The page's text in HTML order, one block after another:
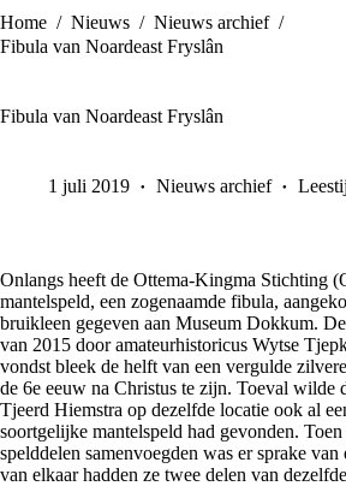
Home / Nieuws / Nieuws archief /
Fibula van Noardeast Fryslân
Fibula van Noardeast Fryslân
1 juli 2019 Nieuws archief
Onlangs heeft de Ottema-Kingma Stichting
mantelspeld, een zogenaamde fibula,
bruikleen gegeven aan Museum Dokkum.
van 2015 door amateurhistoricus Wytse
vondst bleek de helft van een vergulde
de 6e eeuw na Christus te zijn. Toeval wilde
Tjeerd Hiemstra op dezelfde locatie ook al
soortgelijke mantelspeld had gevonden.
spelddelen samenvoegden was er sprake
van elkaar hadden ze twee delen van